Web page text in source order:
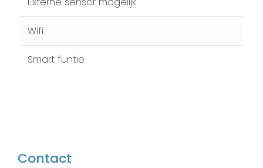
Wifi
Smart funtie
Contact